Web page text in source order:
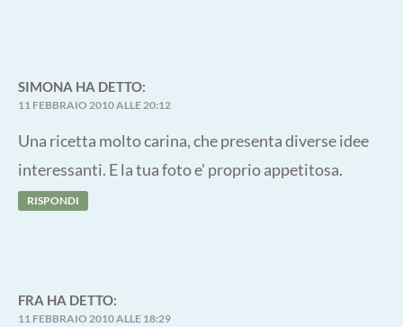
SIMONA HA DETTO:
11 FEBBRAIO 2010 ALLE 20:12
Una ricetta molto carina, che presenta diverse idee
interessanti. E la tua foto e' proprio appetitosa.
RISPONDI
FRA HA DETTO:
11 FEBBRAIO 2010 ALLE 18:29